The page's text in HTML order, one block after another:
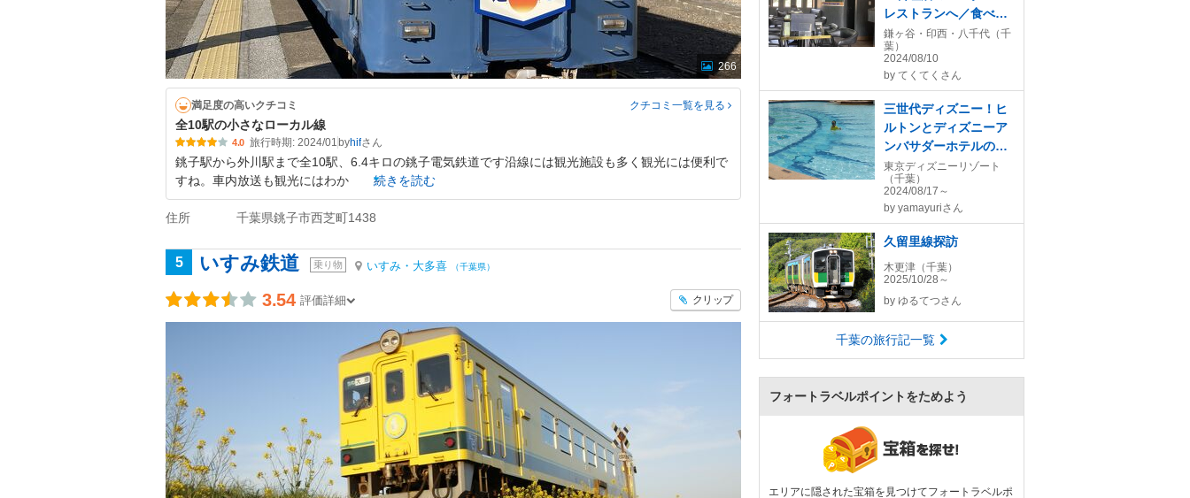
266
満足度の高いクチコミ クチコミ一覧を見る
全10駅の小さなローカル線
4.0 旅行時期: 2024/01 byhif
銚子駅から外川駅まで全10駅、6.4キロの銚子電気鉄道です沿線には観光施設も多く観光には便利で
すね。車内放送も観光にはわか
続きを読む
住所 千葉県銚子市西芝町1438
5 いすみ鉄道 乗り物 いすみ・大多喜 （千葉県）
3.54 評価詳細 クリップ
レストランへ／食べロ
グのアジア・エスニッ
クEAST100名店のひと
つ
鎌ヶ谷・印西・八千代（千
葉）
2024/08/10
by てくてくさん
三世代ディズニー！ヒ
ルトンとディズニーア
ンバサダーホテルの２
ベッドルームはどう違
う？
東京ディズニーリゾート
（千葉）
2024/08/17～
by yamayuriさん
久留里線探訪
木更津（千葉）
2025/10/28～
by ゆるてつさん
千葉の旅行記一覧
フォートラベルポイントをためよう
エリアに隠された宝箱を見つけてフォートラベルポ